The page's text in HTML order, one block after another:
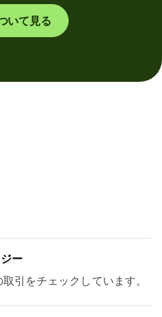
いて見る
ー
引をチェックしています。